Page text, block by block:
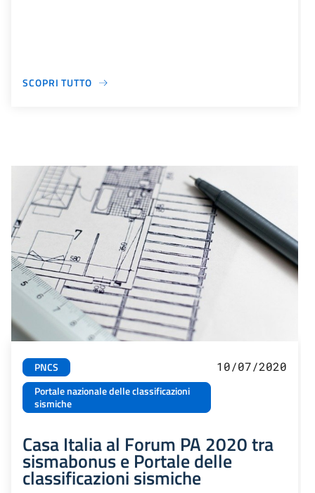
SCOPRI TUTTO
PNCS
Portale nazionale delle classificazioni
sismiche
10/07/2020
Casa Italia al Forum PA 2020 tra
sismabonus e Portale delle
classificazioni sismiche